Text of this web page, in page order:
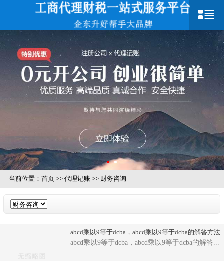
当前位置： 首页>> 代理记账>> 财务咨询
abcd乘以9等于dcba，abcd乘以9等于dcba的解答方法
abcd乘以9等于dcba，abcd乘以9等于dcba的解答...